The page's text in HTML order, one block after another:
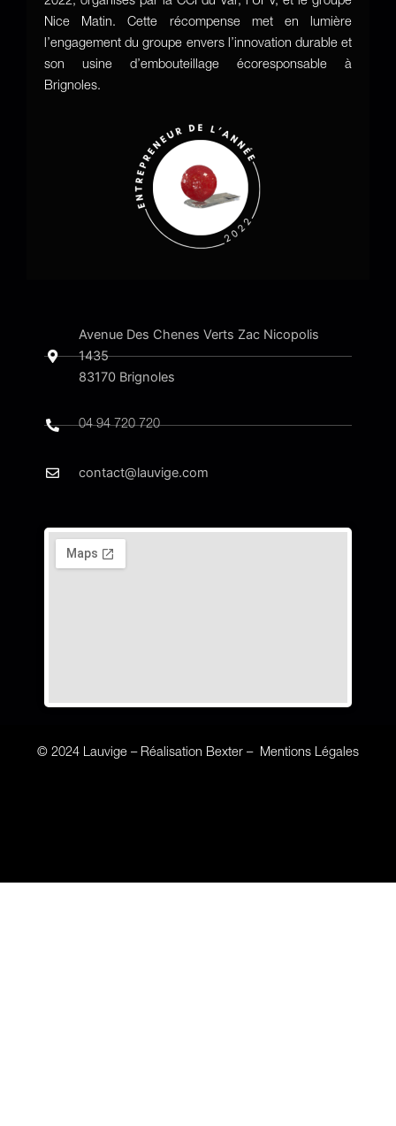
Nice Matin. Cette récompense met en lumière
l’engagement du groupe envers l’innovation durable et
son usine d’embouteillage écoresponsable à
Brignoles.
Avenue Des Chenes Verts Zac Nicopolis
1435
83170 Brignoles​
04 94 720 720
contact@lauvige.com
© 2024 Lauvige – Réalisation Bexter – Mentions Légales